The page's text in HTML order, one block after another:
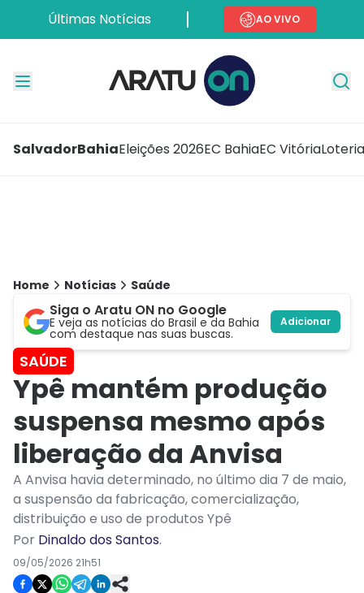
Últimas Notícias AO VIVO
SalvadorBahiaEleições 2026EC BahiaEC Vitória
Home Notícias Saúde
Siga o Aratu ON no Google
E veja as notícias do Brasil e da Bahia
com destaque nas suas buscas.
Adicionar
SAÚDE
Ypê mantém produção
suspensa mesmo após
liberação da Anvisa
A Anvisa havia determinado, no último dia 7 de maio,
a suspensão da fabricação, comercialização,
distribuição e uso de produtos Ypê
Por Dinaldo dos Santos.
09/05/2026 21h51